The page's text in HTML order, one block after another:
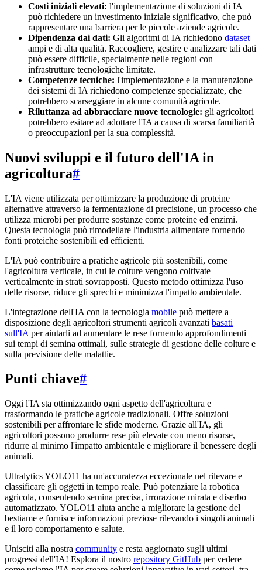
Costi iniziali elevati: l'implementazione di soluzioni di IA
può richiedere un investimento iniziale significativo, che può
rappresentare una barriera per le piccole aziende agricole.
Dipendenza dai dati: Gli algoritmi di IA richiedono dataset
ampi e di alta qualità. Raccogliere, gestire e analizzare tali dati
può essere difficile, specialmente nelle regioni con
infrastrutture tecnologiche limitate.
Competenze tecniche: l'implementazione e la manutenzione
dei sistemi di IA richiedono competenze specializzate, che
potrebbero scarseggiare in alcune comunità agricole.
Riluttanza ad abbracciare nuove tecnologie: gli agricoltori
potrebbero esitare ad adottare l'IA a causa di scarsa familiarità
o preoccupazioni per la sua complessità.
Nuovi sviluppi e il futuro dell'IA in
agricoltura#
L'IA viene utilizzata per ottimizzare la produzione di proteine
alternative attraverso la fermentazione di precisione, un processo che
utilizza microbi per produrre sostanze come proteine ed enzimi.
Questa tecnologia può rimodellare l'industria alimentare fornendo
fonti proteiche sostenibili ed efficienti.
L'IA può contribuire a pratiche agricole più sostenibili, come
l'agricoltura verticale, in cui le colture vengono coltivate
verticalmente in strati sovrapposti. Questo metodo ottimizza l'uso
delle risorse, riduce gli sprechi e minimizza l'impatto ambientale.
L'integrazione dell'IA con la tecnologia mobile può mettere a
disposizione degli agricoltori strumenti agricoli avanzati basati
sull'IA per aiutarli ad aumentare le rese fornendo approfondimenti
sui tempi di semina ottimali, sulle strategie di gestione delle colture e
sulla previsione delle malattie.
Punti chiave#
Oggi l'IA sta ottimizzando ogni aspetto dell'agricoltura e
trasformando le pratiche agricole tradizionali. Offre soluzioni
sostenibili per affrontare le sfide moderne. Grazie all'IA, gli
agricoltori possono produrre rese più elevate con meno risorse,
ridurre al minimo l'impatto ambientale e migliorare il benessere degli
animali.
Ultralytics YOLO11 ha un'accuratezza eccezionale nel rilevare e
classificare gli oggetti in tempo reale. Può potenziare la robotica
agricola, consentendo semina precisa, irrorazione mirata e diserbo
automatizzato. YOLO11 aiuta anche a migliorare la gestione del
bestiame e fornisce informazioni preziose rilevando i singoli animali
e il loro comportamento e salute.
Unisciti alla nostra community e resta aggiornato sugli ultimi
progressi dell'IA! Esplora il nostro repository GitHub per vedere